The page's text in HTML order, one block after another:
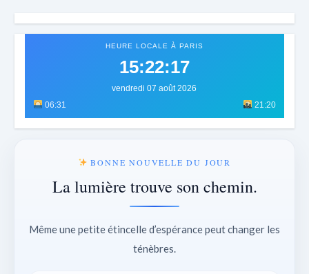
HEURE LOCALE À PARIS
15:22:20
vendredi 07 août 2026
06:31
21:20
BONNE NOUVELLE DU JOUR
La lumière trouve son chemin.
Même une petite étincelle d’espérance peut changer les
ténèbres.